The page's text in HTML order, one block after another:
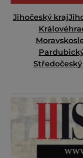
Jihočeský kraj